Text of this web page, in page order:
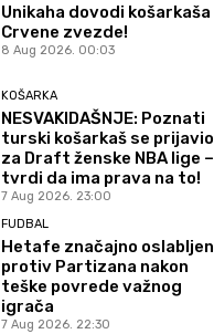
Unikaha dovodi košarkaša
Crvene zvezde!
8 Aug 2026. 00:03
KOŠARKA
NESVAKIDAŠNJE: Poznati
turski košarkaš se prijavio
za Draft ženske NBA lige –
tvrdi da ima prava na to!
7 Aug 2026. 23:00
FUDBAL
Hetafe značajno oslabljen
protiv Partizana nakon
teške povrede važnog
igrača
7 Aug 2026. 22:30